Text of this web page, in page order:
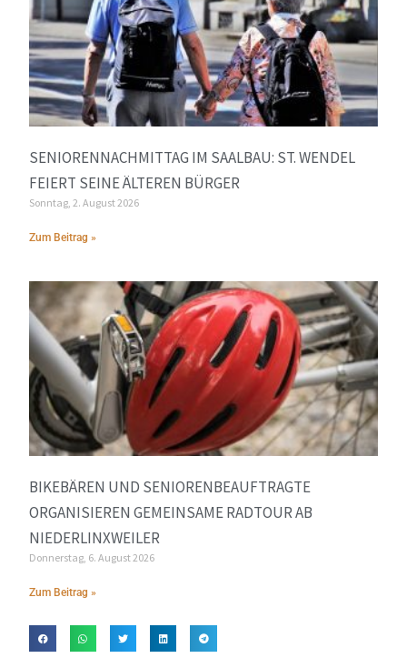
SENIORENNACHMITTAG IM SAALBAU: ST. WENDEL
FEIERT SEINE ÄLTEREN BÜRGER
Sonntag, 2. August 2026
Zum Beitrag »
BIKEBÄREN UND SENIORENBEAUFTRAGTE
ORGANISIEREN GEMEINSAME RADTOUR AB
NIEDERLINXWEILER
Donnerstag, 6. August 2026
Zum Beitrag »